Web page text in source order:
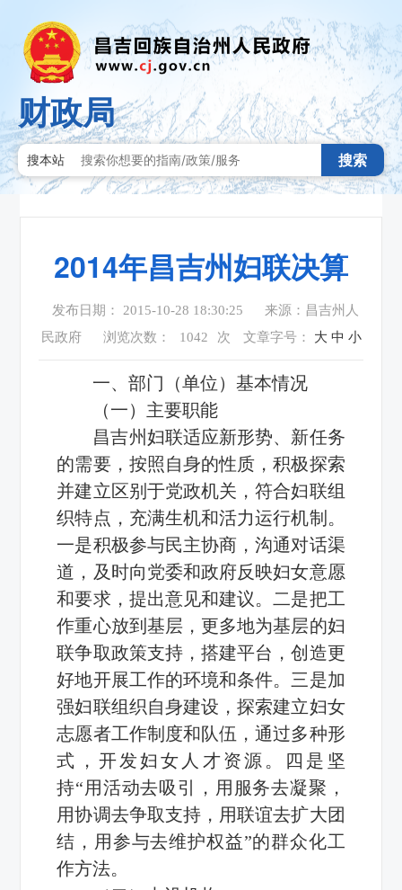
财政局
搜本站 搜索
2014年昌吉州妇联决算
发布日期： 2015-10-28 18:30:25
来源：昌吉州人
民政府
浏览次数： 1042 次 文章字号： 大 中 小
一、部门（单位）基本情况
（一）主要职能
昌吉州妇联适应新形势、新任务
的需要，按照自身的性质，积极探索
并建立区别于党政机关，符合妇联组
织特点，充满生机和活力运行机制。
一是积极参与民主协商，沟通对话渠
道，及时向党委和政府反映妇女意愿
和要求，提出意见和建议。二是把工
作重心放到基层，更多地为基层的妇
联争取政策支持，搭建平台，创造更
好地开展工作的环境和条件。三是加
强妇联组织自身建设，探索建立妇女
志愿者工作制度和队伍，通过多种形
式，开发妇女人才资源。四是坚
持“用活动去吸引，用服务去凝聚，
用协调去争取支持，用联谊去扩大团
结，用参与去维护权益”的群众化工
作方法。